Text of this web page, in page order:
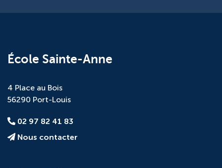
École Sainte-Anne
4 Place au Bois
56290 Port-Louis
02 97 82 41 83
Nous contacter